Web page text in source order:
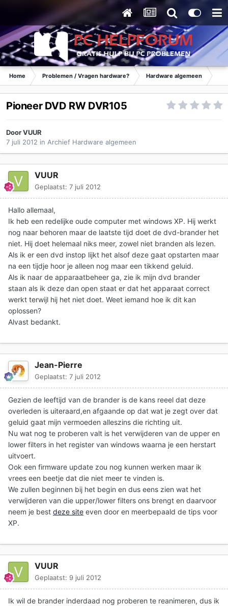
Home Problemen / Vragen hardware? Hardware algemeen
Pioneer DVD RW DVR105
DoorVUUR
7 juli 2012 in Archief Hardware algemeen
VUUR
Geplaatst: 7 juli 2012
Hallo allemaal,
Ik heb een redelijke oude computer met windows XP. Hij werkt
nog naar behoren maar de laatste tijd doet de dvd-brander het
niet. Hij doet helemaal niks meer, zowel niet branden als lezen.
Als ik er een dvd instop lijkt het alsof deze gaat opstarten maar
na een tijdje hoor je alleen nog maar een tikkend geluid.
Als ik naar de apparaatbeheer ga, zie ik mijn dvd brander
staan als ik deze dan open staat er dat het apparaat correct
werkt terwijl hij het niet doet. Weet iemand hoe ik dit kan
oplossen?
Alvast bedankt.
Jean-Pierre
Geplaatst: 7 juli 2012
Gezien de leeftijd van de brander is de kans reeel dat deze
overleden is uiteraard,en afgaande op dat wat je zegt over dat
geluid gaat mijn vermoeden alleszins die richting uit.
Nu wat nog te proberen valt is het verwijderen van de upper en
lower filters in het register van windows waarna je een herstart
uitvoert.
Ook een firmware update zou nog kunnen werken maar ik
vrees een beetje dat die niet meer te vinden is.
We zullen beginnen bij het begin en dus eens zien wat het
verwijderen van die upper/lower filters ons brengt en daarvoor
neem je best deze site even door en meerbepaald de tips voor
XP.
VUUR
Geplaatst: 9 juli 2012
Ik wil de brander inderdaad nog proberen te reanimeren, dus ik